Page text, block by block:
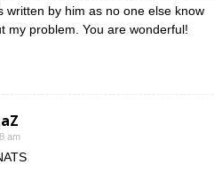
written by him as no one else know
my problem. You are wonderful!
am